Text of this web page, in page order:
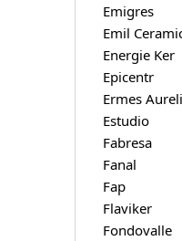
Emigres
Emil
Energie Ker
Epicentr
Ermes
Estudio
Fabresa
Fanal
Fap
Flaviker
Fondovalle